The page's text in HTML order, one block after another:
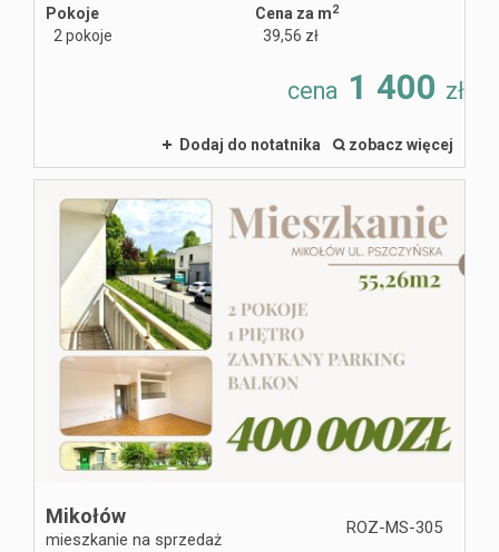
Pokoje
2 pokoje
Cena za m2
39,56 zł
cena 1 400 zł
Dodaj do notatnika zobacz więcej
Mikołów
mieszkanie na sprzedaż
ROZ-MS-305